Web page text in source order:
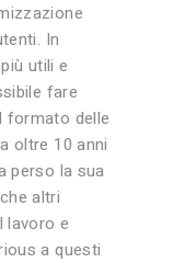
In
utili e
fare
formato delle
oltre 10 anni
perso la sua
altri
lavoro e
a questi